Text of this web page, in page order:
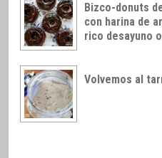
Bizco-donuts
con harina de
rico desayuno
Volvemos al